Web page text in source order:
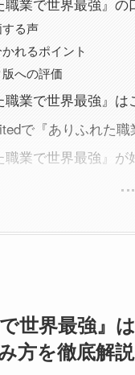
る声
れるポイント
への評価
職業で世界最強』
で『ありふれた
職業で世界最強』
で世界最強
方を徹底解説